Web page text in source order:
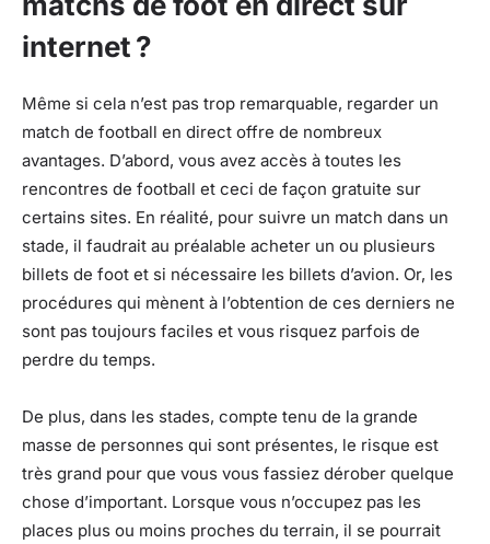
internet ?
Même si cela n’est pas trop remarquable, regarder un
match de football en direct offre de nombreux
avantages. D’abord, vous avez accès à toutes les
rencontres de football et ceci de façon gratuite sur
certains sites. En réalité, pour suivre un match dans un
stade, il faudrait au préalable acheter un ou plusieurs
billets de foot et si nécessaire les billets d’avion. Or, les
procédures qui mènent à l’obtention de ces derniers ne
sont pas toujours faciles et vous risquez parfois de
perdre du temps.
De plus, dans les stades, compte tenu de la grande
masse de personnes qui sont présentes, le risque est
très grand pour que vous vous fassiez dérober quelque
chose d’important. Lorsque vous n’occupez pas les
places plus ou moins proches du terrain, il se pourrait